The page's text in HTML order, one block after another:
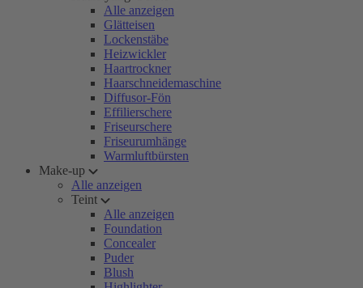
Alle anzeigen
Glätteisen
Lockenstäbe
Heizwickler
Haartrockner
Haarschneidemaschine
Diffusor-Fön
Effilierschere
Friseurschere
Friseurumhänge
Warmluftbürsten
Make-up
Alle anzeigen
Teint
Alle anzeigen
Foundation
Concealer
Puder
Blush